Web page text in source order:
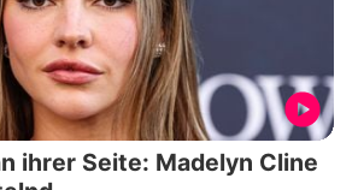
ihrer Seite: Madelyn Cline